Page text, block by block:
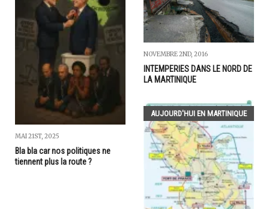
MAI 21ST, 2025
Bla bla car nos politiques ne
tiennent plus la route ?
NOVEMBRE 2ND, 2016
INTEMPERIES DANS LE NORD DE
LA MARTINIQUE
AUJOURD'HUI EN MARTINIQUE